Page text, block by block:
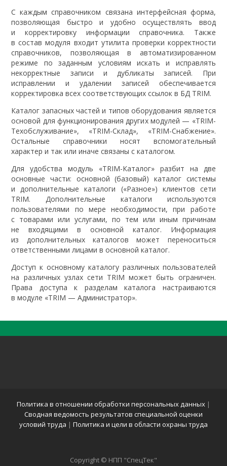
С каждым справочником связана интерфейсная форма,
позволяющая быстро и удобно осуществлять ввод
и корректировку информации справочника. Также
в состав модуля входит утилита проверки корректности
справочников, позволяющая в автоматизированном
режиме по заданным условиям искать и исправлять
некорректные записи и дубликаты записей. При
исправлении и удалении записей обеспечивается
корректировка всех соответствующих ссылок в БД TRIM.
Каталог запасных частей и типов оборудования является
основой для функционирования других модулей — «TRIM-
Техобслуживание», «TRIM-Склад», «TRIM-Снабжение».
Остальные справочники носят вспомогательный
характер и так или иначе связаны с каталогом.
Для удобства модуль «TRIM-Каталог» разбит на две
основные части: основной (базовый) каталог системы
и дополнительные каталоги («Разное») клиентов сети
TRIM. Дополнительные каталоги используются
пользователями по мере необходимости, при работе
с товарами или услугами, по тем или иным причинам
не входящими в основной каталог. Информация
из дополнительных каталогов может переноситься
ответственными лицами в основной каталог.
Доступ к основному каталогу различных пользователей
на различных узлах сети TRIM может быть ограничен.
Права доступа к разделам каталога настраиваются
в модуле «TRIM — Администратор».
Политика в отношении обработки персональных данных |
Сводная ведомость результатов специальной оценки
условий труда | Политика и цели в области охраны труда
Copyright © НПП "СпецТек"